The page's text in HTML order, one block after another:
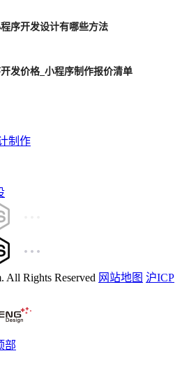
序开发设计有哪些方法
发价格_小程序制作报价清单
制作
All Rights Reserved 网站地图 沪ICP
部